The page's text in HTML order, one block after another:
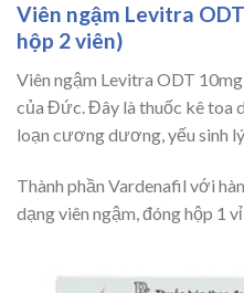
Viên ngậm Levitra
hộp 2 viên)
Viên ngậm Levitra ODT
của Đức. Đây là thuốc kê toa
loạn cương dương, yếu sinh
Thành phần Vardenafil với
dạng viên ngậm, đóng hộp 1 vỉ